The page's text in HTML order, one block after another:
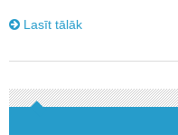
Lasīt tālāk